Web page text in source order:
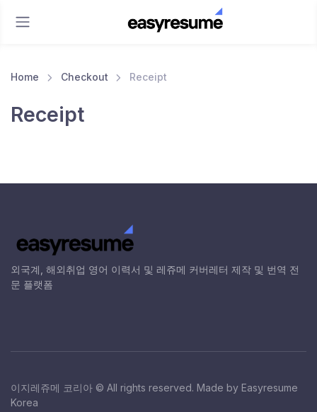
Home Checkout Receipt
Receipt
외국계, 해외취업 영어 이력서 및 레쥬메 커버레터 제작 및 번역 전
문 플랫폼
이지레쥬메 코리아 © All rights reserved. Made by Easyresume
Korea